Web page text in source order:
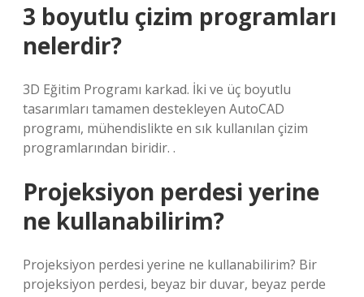
3 boyutlu çizim programları
nelerdir?
3D Eğitim Programı karkad. İki ve üç boyutlu
tasarımları tamamen destekleyen AutoCAD
programı, mühendislikte en sık kullanılan çizim
programlarından biridir. .
Projeksiyon perdesi yerine
ne kullanabilirim?
Projeksiyon perdesi yerine ne kullanabilirim? Bir
projeksiyon perdesi, beyaz bir duvar, beyaz perde